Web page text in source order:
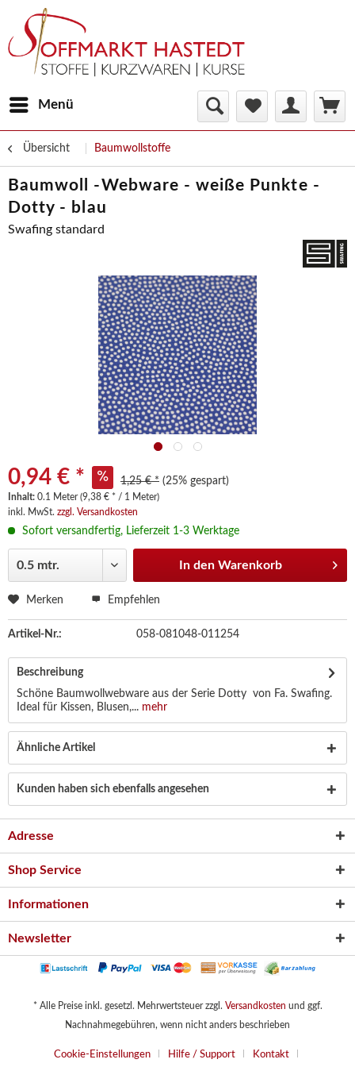
Menü
Übersicht Baumwollstoffe
Baumwoll -Webware - weiße Punkte -
Dotty - blau
Swafing standard
0,94 € * 1,25 € * (25% gespart)
Inhalt: 0.1 Meter (9,38 € * / 1 Meter)
inkl. MwSt. zzgl. Versandkosten
Sofort versandfertig, Lieferzeit 1-3 Werktage
In den Warenkorb
Merken Empfehlen
Artikel-Nr.: 058-081048-011254
Beschreibung
Schöne Baumwollwebware aus der Serie Dotty von Fa. Swafing.
Ideal für Kissen, Blusen,... mehr
Ähnliche Artikel
Kunden haben sich ebenfalls angesehen
Adresse
Shop Service
Informationen
Newsletter
* Alle Preise inkl. gesetzl. Mehrwertsteuer zzgl. Versandkosten und ggf.
Nachnahmegebühren, wenn nicht anders beschrieben
Cookie-Einstellungen Hilfe / Support Kontakt